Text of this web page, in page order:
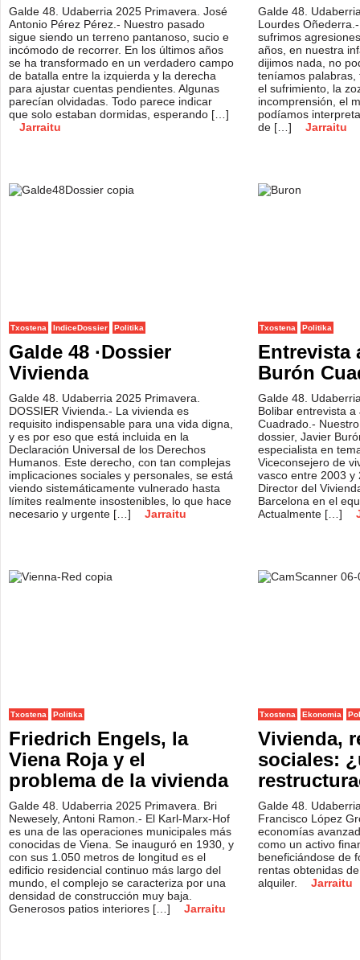
Galde 48. Udaberria 2025 Primavera. José
Antonio Pérez Pérez.- Nuestro pasado
sigue siendo un terreno pantanoso, sucio e
incómodo de recorrer. En los últimos años
se ha transformado en un verdadero campo
de batalla entre la izquierda y la derecha
para ajustar cuentas pendientes. Algunas
parecían olvidadas. Todo parece indicar
que solo estaban dormidas, esperando […]
Jarraitu
Galde 48.
Lourdes
sufrimos
años, en nuestra
dijimos nada, no
teníamos
el sufrimiento, la
incomprensión, el
podíamos
de […]
Jarraitu
Txostena IndiceDossier Politika
Galde 48 ·Dossier
Vivienda
Galde 48. Udaberria 2025 Primavera.
DOSSIER Vivienda.- La vivienda es
requisito indispensable para una vida digna,
y es por eso que está incluida en la
Declaración Universal de los Derechos
Humanos. Este derecho, con tan complejas
implicaciones sociales y personales, se está
viendo sistemáticamente vulnerado hasta
límites realmente insostenibles, lo que hace
necesario y urgente […]
Jarraitu
Txostena Politika
Entrevista
Burón
Galde 48.
Bolibar entrevista a
Cuadrado.-
dossier, Javier
especialista en
Viceconsejero de
vasco entre 2003 y
Director del
Barcelona en el
Actualmente […]
Txostena Politika
Friedrich Engels, la
Viena Roja y el
problema de la vivienda
Galde 48. Udaberria 2025 Primavera. Bri
Newesely, Antoni Ramon.- El Karl-Marx-Hof
es una de las operaciones municipales más
conocidas de Viena. Se inauguró en 1930, y
con sus 1.050 metros de longitud es el
edificio residencial continuo más largo del
mundo, el complejo se caracteriza por una
densidad de construcción muy baja.
Generosos patios interiores […]
Jarraitu
Txostena Ekonomia
Vivienda,
sociales:
Galde 48.
Francisco López
economías
como un activo
beneficiándose de
rentas obtenidas
alquiler.
Jarraitu